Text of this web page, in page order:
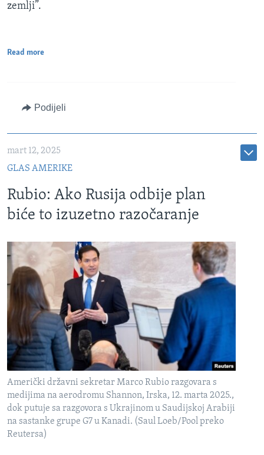
zemlji”.
Read more
Podijeli
mart 12, 2025
GLAS AMERIKE
Rubio: Ako Rusija odbije plan
biće to izuzetno razočaranje
Američki državni sekretar Marco Rubio razgovara s
medijima na aerodromu Shannon, Irska, 12. marta 2025.,
dok putuje sa razgovora s Ukrajinom u Saudijskoj Arabiji
na sastanke grupe G7 u Kanadi. (Saul Loeb/Pool preko
Reutersa)